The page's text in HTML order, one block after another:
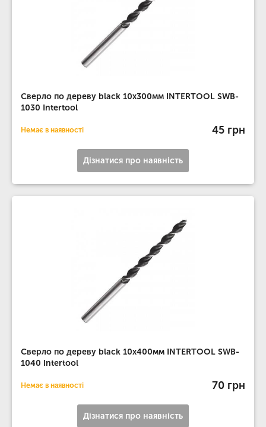
Сверло по дереву black 10x300мм INTERTOOL SWB-
1030 Intertool
Немає в наявності 45 грн
Дізнатися про наявність
Сверло по дереву black 10x400мм INTERTOOL SWB-
1040 Intertool
Немає в наявності 70 грн
Дізнатися про наявність